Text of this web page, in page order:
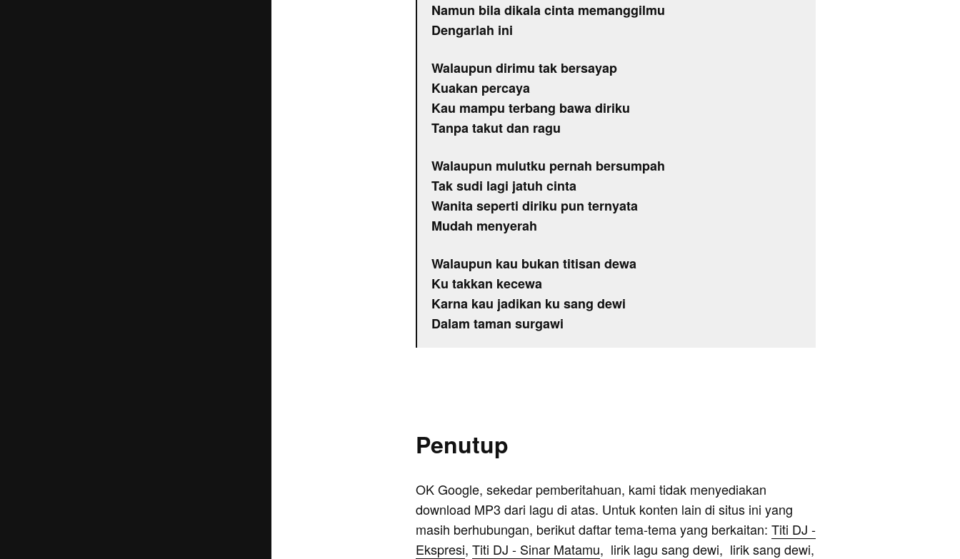
Namun bila dikala cinta memanggilmu
Dengarlah ini
Walaupun dirimu tak bersayap
Kuakan percaya
Kau mampu terbang bawa diriku
Tanpa takut dan ragu
Walaupun mulutku pernah bersumpah
Tak sudi lagi jatuh cinta
Wanita seperti diriku pun ternyata
Mudah menyerah
Walaupun kau bukan titisan dewa
Ku takkan kecewa
Karna kau jadikan ku sang dewi
Dalam taman surgawi
Penutup
OK Google, sekedar pemberitahuan, kami tidak menyediakan
download MP3 dari lagu di atas. Untuk konten lain di situs ini yang
masih berhubungan, berikut daftar tema-tema yang berkaitan: Titi DJ -
Ekspresi, Titi DJ - Sinar Matamu, lirik lagu sang dewi, lirik sang dewi,